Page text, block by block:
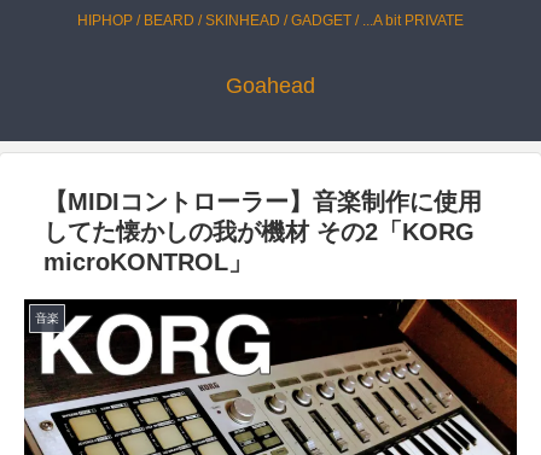
HIPHOP / BEARD / SKINHEAD / GADGET / ...A bit PRIVATE
Goahead
【MIDIコントローラー】音楽制作に使用
してた懐かしの我が機材 その2「KORG
microKONTROL」
音楽